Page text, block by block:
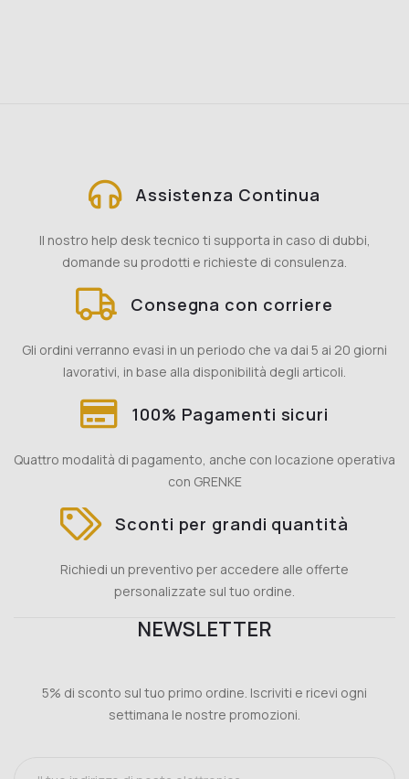
Assistenza Continua
Il nostro help desk tecnico ti supporta in caso di dubbi,
domande su prodotti e richieste di consulenza.
Consegna con corriere
Gli ordini verranno evasi in un periodo che va dai 5 ai 20 giorni
lavorativi, in base alla disponibilità degli articoli.
100% Pagamenti sicuri
Quattro modalità di pagamento, anche con locazione operativa
con GRENKE
Sconti per grandi quantità
Richiedi un preventivo per accedere alle offerte
personalizzate sul tuo ordine.
NEWSLETTER
5% di sconto sul tuo primo ordine. Iscriviti e ricevi ogni
settimana le nostre promozioni.